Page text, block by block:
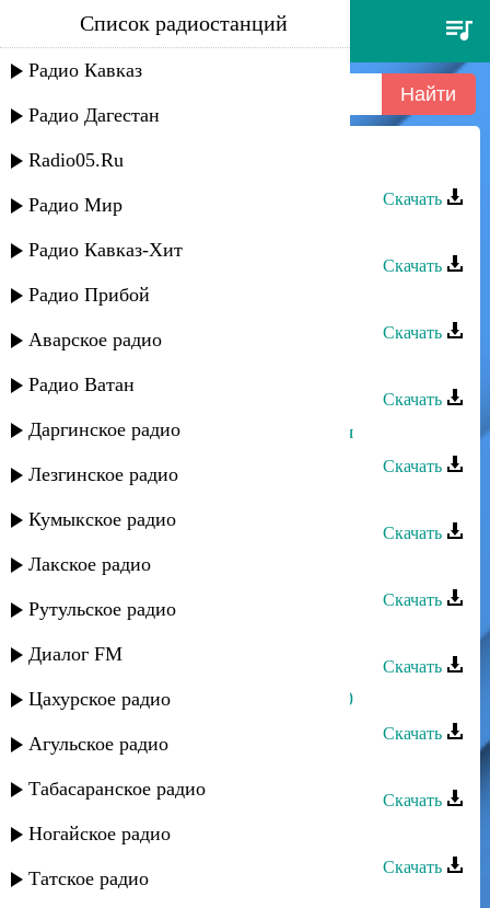
ибрагим шамаев - звезда
Список радиостанций
Радио Кавказ
Радио Дагестан
Radio05.Ru
Радио Мир
Радио Кавказ-Хит
Радио Прибой
Аварское радио
Радио Ватан
Даргинское радио
Лезгинское радио
Кумыкское радио
Лакское радио
Рутульское радио
Диалог FM
Цахурское радио
Агульское радио
Табасаранское радио
Ногайское радио
Татское радио
Ибрагим Шамаев - Звезда
Скачать
Скачать
Ибрагим Шамаев - Горные села
Скачать
Скачать
Ибрагим Шамаев - Прекрасная моя
Скачать
Скачать
Ибрагим Маремкулов - Си Адэ
Скачать
Скачать
Ибрагим Тагиров - Белая роза 2010
Скачать
Скачать
Ибрагим Тагиров - Гадалка
Скачать